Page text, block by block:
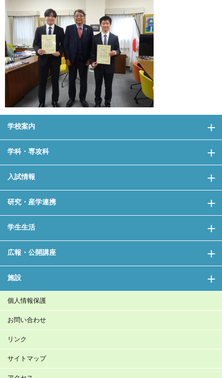
学校案内
学科・専攻科
入試情報
研究・産学連携
学生生活
広報・公開講座
施設
個人情報保護
お問い合わせ
リンク
サイトマップ